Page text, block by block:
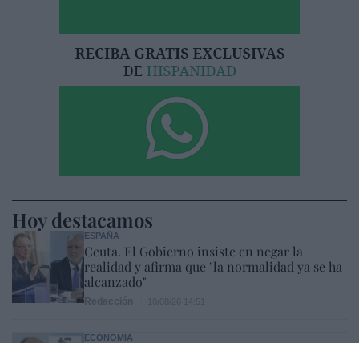
Hoy destacamos
ESPAÑA
Ceuta. El Gobierno insiste en negar la
realidad y afirma que "la normalidad ya se ha
alcanzado"
ECONOMÍA